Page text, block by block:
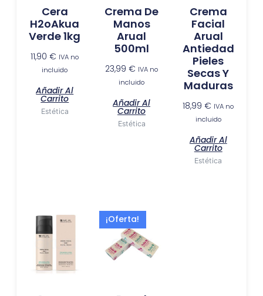
Cera
H2oAkua
Verde 1kg
11,90€ IVA no
incluido
Añadir Al
Carrito
Estética
Crema De
Manos
Arual
500ml
23,99 € IVA no
incluido
Añadir Al
Carrito
Estética
Crema
Facial
Arual
Antiedad
Pieles
Secas Y
Maduras
18,99€ IVA no
incluido
Añadir Al
Carrito
Estética
¡Oferta!
El
precio
original
era: